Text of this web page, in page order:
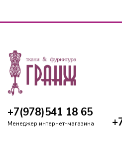
+7(978)541 18 65
Менеджер интернет-магазина